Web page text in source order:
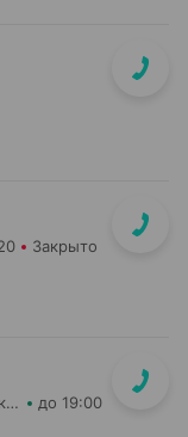
Закрыто
БелЛекоЦентр РУП Государственная аптека №5 до 19:00